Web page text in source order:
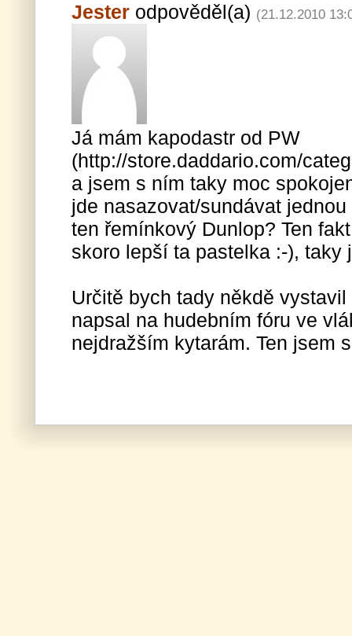
Jester odpověděl(a) (21.12.2010
Já mám kapodastr od PW
(http://store.daddario.com/
a jsem s ním taky moc
jde nasazovat/sundávat
ten řemínkový Dunlop? Ten
skoro lepší ta pastelka :-), taky
Určitě bych tady někdě
napsal na hudebním fóru ve
nejdražším kytarám. Ten jsem